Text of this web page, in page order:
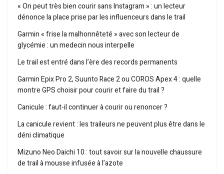
« On peut très bien courir sans Instagram » : un lecteur
dénonce la place prise par les influenceurs dans le trail
Garmin « frise la malhonnêteté » avec son lecteur de
glycémie : un medecin nous interpelle
Le trail est entré dans l’ère des records permanents
Garmin Epix Pro 2, Suunto Race 2 ou COROS Apex 4 : quelle
montre GPS choisir pour courir et faire du trail ?
Canicule : faut-il continuer à courir ou renoncer ?
La canicule revient : les traileurs ne peuvent plus être dans le
déni climatique
Mizuno Neo Daichi 10 : tout savoir sur la nouvelle chaussure
de trail à mousse infusée à l’azote